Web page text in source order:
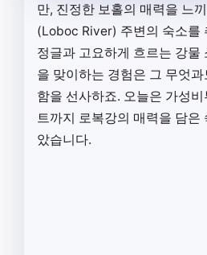
만, 진정한 보홀의 매력을 느
(Loboc River) 주변의 숙소를
정글과 고요하게 흐르는 강물
을 맞이하는 경험은 그 무엇
함을 선사하죠. 오늘은 가성
트까지 로복강의 매력을 담은
았습니다.